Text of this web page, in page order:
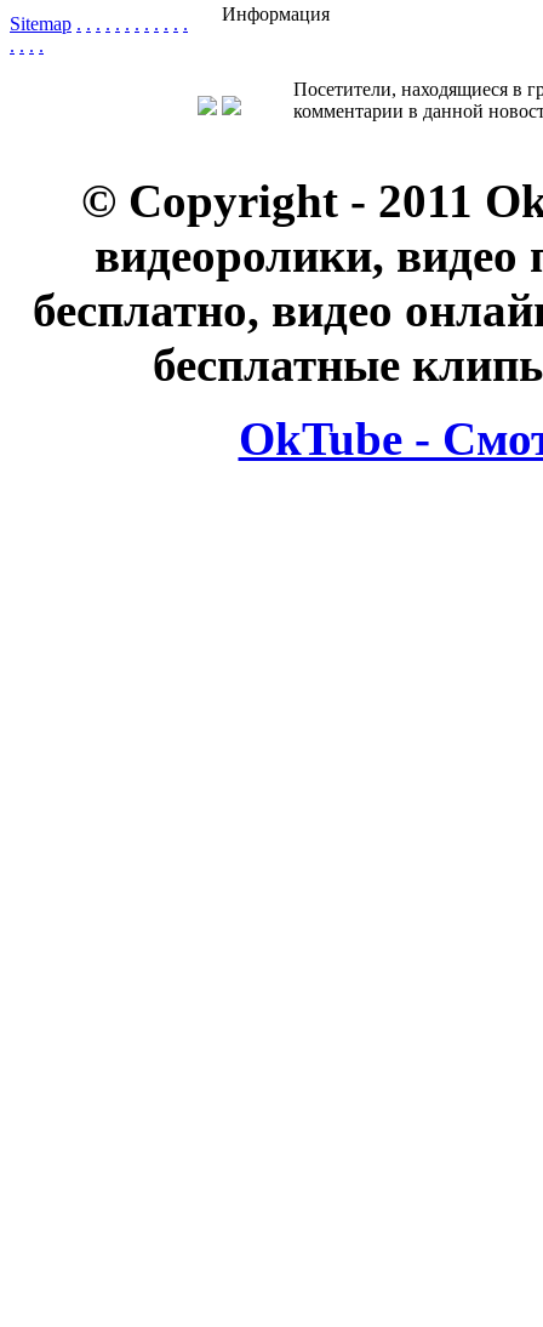
Sitemap . . . . . . . . . . . .
. . . .
Информация
Посетители, находящиеся в
комментарии в данной
© Copyright - 2011
видеоролики, видео
бесплатно, видео
бесплатные
OkTube -